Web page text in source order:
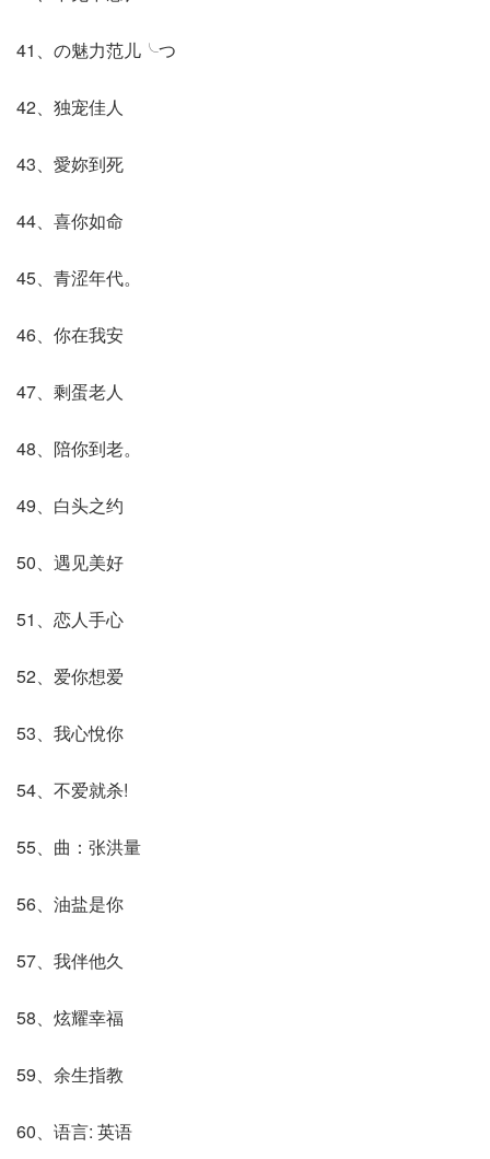
41、の魅力范儿╰つ
42、独宠佳人
43、愛妳到死
44、喜你如命
45、青涩年代。
46、你在我安
47、剩蛋老人
48、陪你到老。
49、白头之约
50、遇见美好
51、恋人手心
52、爱你想爱
53、我心悅你
54、不爱就杀!
55、曲：张洪量
56、油盐是你
57、我伴他久
58、炫耀幸福
59、余生指教
60、语言: 英语